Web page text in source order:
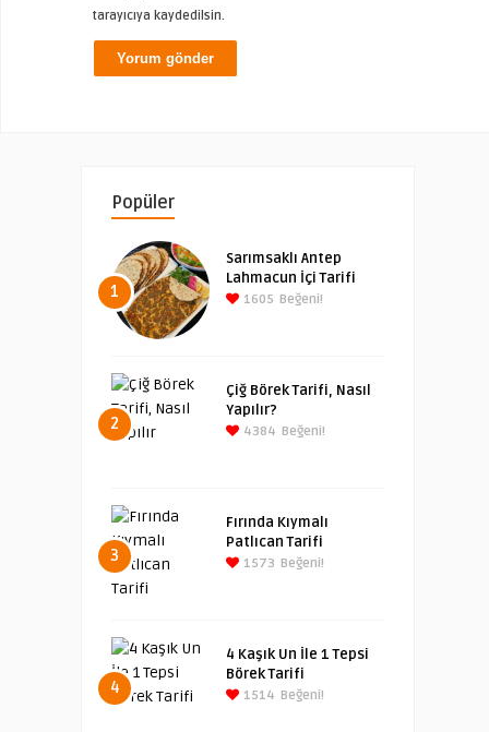
tarayıcıya kaydedilsin.
Popüler
1
Sarımsaklı Antep
Lahmacun İçi Tarifi
1605 Beğeni!
2
Çiğ Börek Tarifi, Nasıl
Yapılır?
4384 Beğeni!
3
Fırında Kıymalı
Patlıcan Tarifi
1573 Beğeni!
4
4 Kaşık Un İle 1 Tepsi
Börek Tarifi
1514 Beğeni!